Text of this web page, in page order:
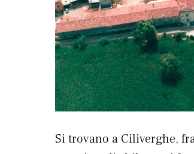
Si trovano a Ciliverghe,